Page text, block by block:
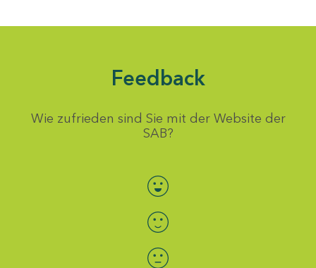
Feedback
Wie zufrieden sind Sie mit der Website der
SAB?
Bewertung auswählen